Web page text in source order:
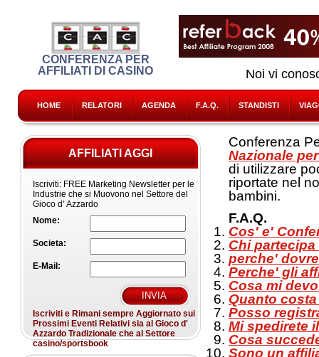
CONFERENZA PER
AFFILIATI DI CASINO
HOME RELATORI AGENDA F.A.Q. STANDISTI
Noi vi
Conferenza
Nazionale
di utilizzare
riportate nel
bambini.
F.A.Q.
Cos' e'
Chi
perche'
Perche' gli
Cosa mi
Quanto
Posso
Mi spedirete
Cosa
Sono un
AFFILIATI AGGI
Iscriviti: FREE Marketing Newsletter per le
Industrie che si Muovono nel Settore del
Gioco d' Azzardo
Nome:
Societa:
E-Mail:
Iscriviti e Rimani sempre Aggiornato sui
Prossimi Eventi Relativi sia al Gioco d'
Azzardo Tradizionale che al Settore
casino/sportsbook